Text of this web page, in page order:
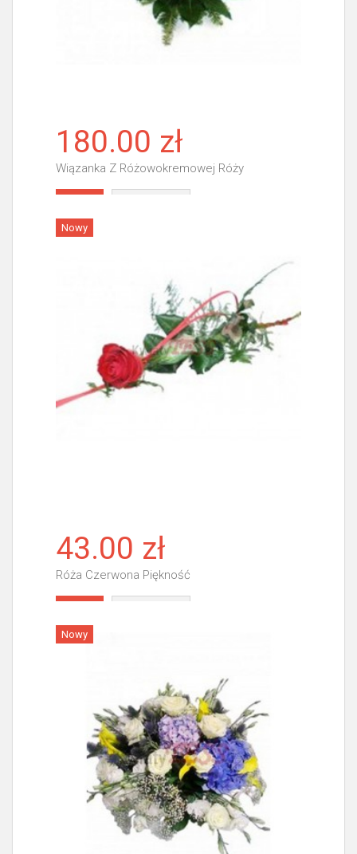
180.00 zł
Wiązanka Z Różowokremowej Róży
Nowy
43.00 zł
Róża Czerwona Piękność
Nowy